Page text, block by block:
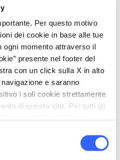
Per questo motivo
dei cookie in base alle tue
ogni momento attraverso il
presente nel footer del
con un click sulla X in alto
e saranno
i soli cookie strettamente
di questo sito. Per tutti gli
da tre archi,
la parete finale
in posizione centrale,
da un arco a sesto
laterali da archi
dell’ingresso, lo
Bartoloè di
oltre all’altare
la cappella conserva il